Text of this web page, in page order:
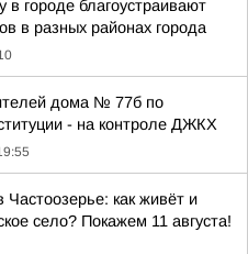
в городе благоустраивают
в разных районах города
дома № 77б по
- на контроле ДЖКХ
как живёт и
село? Покажем 11 августа!